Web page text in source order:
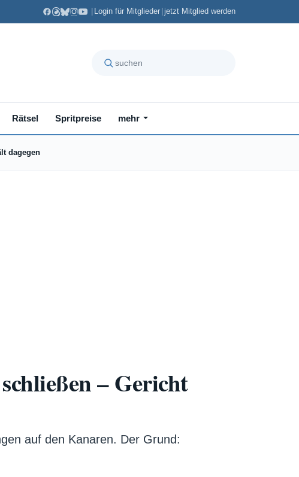
Login für Mitglieder jetzt Mitglied werden
Rätsel Spritpreise mehr
dagegen
– Gericht
auf den Kanaren. Der Grund: